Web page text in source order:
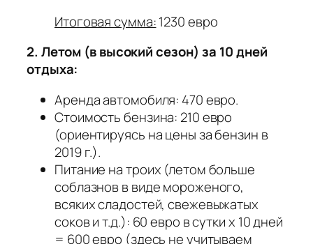
Итоговая сумма:1230 евро
2. Летом (в высокий сезон) за 10 дней
отдыха:
Аренда автомобиля: 470 евро.
Стоимость бензина: 210 евро
(ориентируясь на цены за бензин в
2019 г.).
Питание на троих (летом больше
соблазнов в виде мороженого,
всяких сладостей, свежевыжатых
соков и т.д.): 60 евро в сутки х 10 дней
= 600 евро (здесь не учитываем